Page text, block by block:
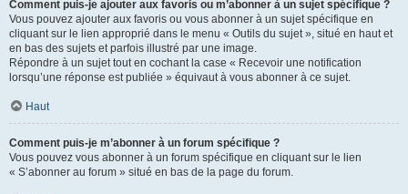
Comment puis-je ajouter aux favoris ou m’abonner à un sujet spécifique ?
Vous pouvez ajouter aux favoris ou vous abonner à un sujet spécifique en
cliquant sur le lien approprié dans le menu « Outils du sujet », situé en haut et
en bas des sujets et parfois illustré par une image.
Répondre à un sujet tout en cochant la case « Recevoir une notification
lorsqu’une réponse est publiée » équivaut à vous abonner à ce sujet.
Haut
Comment puis-je m’abonner à un forum spécifique ?
Vous pouvez vous abonner à un forum spécifique en cliquant sur le lien
« S’abonner au forum » situé en bas de la page du forum.